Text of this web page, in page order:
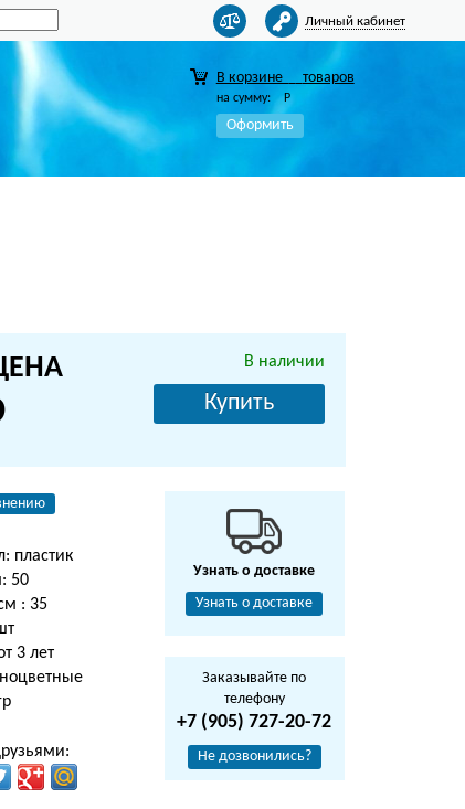
Личный кабинет
В корзине товаров
на сумму: Р
Оформить
В наличии
Купить
пластик
50
: 35
3 лет
Узнать о доставке
Узнать о доставке
Заказывайте по
телефону
+7 (905) 727-20-72
Не дозвонились?